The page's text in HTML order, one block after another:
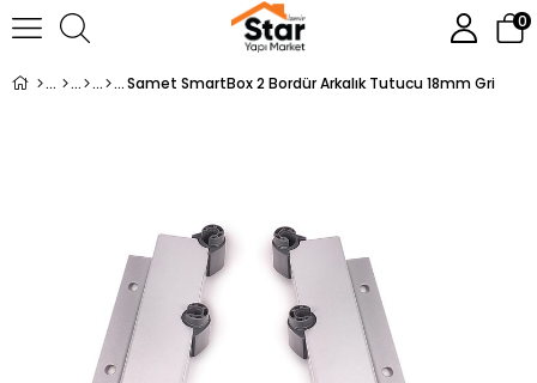
0
Samet SmartBox 2 Bordür Arkalık Tutucu 18mm Gri